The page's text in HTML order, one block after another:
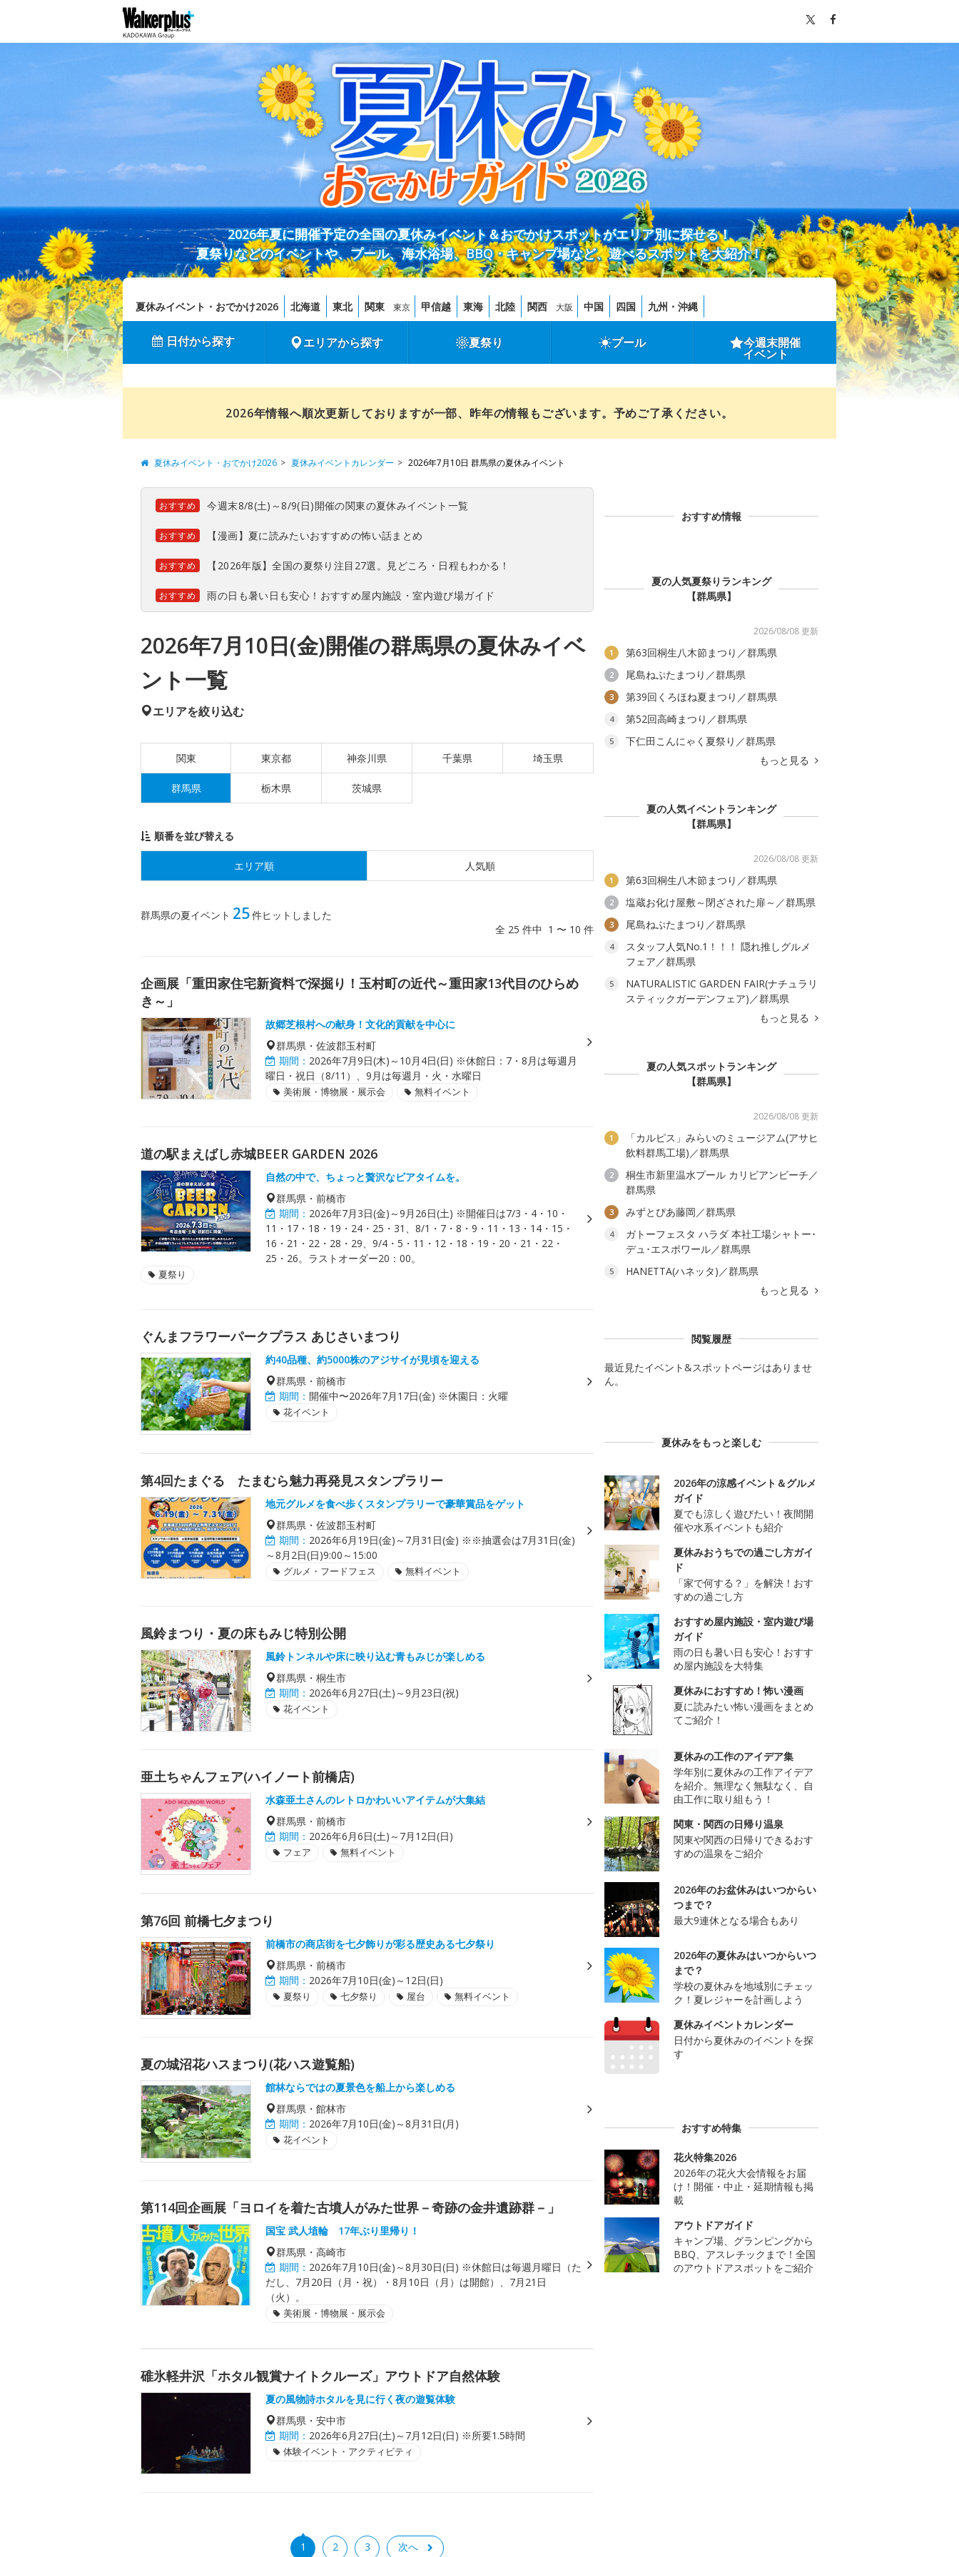
2026年夏に開催予定の全国の夏休みイベント＆おでかけスポットがエリア別に探せる！
夏祭りなどのイベントや、プール、海水浴場、BBQ・キャンプ場など、遊べるスポットを大紹介！
夏休みイベント・おでかけ2026 北海道 東北 関東 東京 甲信越 東海 北陸 関西 大阪 中国 四国 九州・沖縄
日付から探す エリアから探す 夏祭り プール 今週末開催
イベント
2026年情報へ順次更新しておりますが一部、昨年の情報もございます。予めご了承ください。
夏休みイベント・おでかけ2026 夏休みイベントカレンダー 2026年7月10日 群馬県の夏休みイベント
おすすめ 今週末8/8(土)～8/9(日)開催の関東の夏休みイベント一覧
おすすめ 【漫画】夏に読みたいおすすめの怖い話まとめ
おすすめ 【2026年版】全国の夏祭り注目27選。見どころ・日程もわかる！
おすすめ 雨の日も暑い日も安心！おすすめ屋内施設・室内遊び場ガイド
2026年7月10日(金)開催の群馬県の夏休みイベ
ント一覧
エリアを絞り込む
関東 東京都 神奈川県 千葉県 埼玉県
群馬県 栃木県 茨城県
順番を並び替える
エリア順 人気順
群馬県の夏イベント 25件ヒットしました
全 25 件中 1 〜 10 件
企画展「重田家住宅新資料で深掘り！玉村町の近代～重田家13代目のひらめ
き～」
故郷芝根村への献身！文化的貢献を中心に
群馬県・佐波郡玉村町
期間： 2026年7月9日(木)～10月4日(日) ※休館日：7・8月は毎週月
曜日・祝日（8/11）、9月は毎週月・火・水曜日
美術展・博物展・展示会 無料イベント
道の駅まえばし赤城BEER GARDEN 2026
自然の中で、ちょっと贅沢なビアタイムを。
群馬県・前橋市
期間： 2026年7月3日(金)～9月26日(土) ※開催日は7/3・4・10・
11・17・18・19・24・25・31、8/1・7・8・9・11・13・14・15・
16・21・22・28・29、9/4・5・11・12・18・19・20・21・22・
25・26。ラストオーダー20：00。
夏祭り
ぐんまフラワーパークプラス あじさいまつり
約40品種、約5000株のアジサイが見頃を迎える
群馬県・前橋市
期間： 開催中〜2026年7月17日(金) ※休園日：火曜
花イベント
第4回たまぐる たまむら魅力再発見スタンプラリー
地元グルメを食べ歩くスタンプラリーで豪華賞品をゲット
群馬県・佐波郡玉村町
期間： 2026年6月19日(金)～7月31日(金) ※※抽選会は7月31日(金)
～8月2日(日)9:00～15:00
グルメ・フードフェス 無料イベント
風鈴まつり・夏の床もみじ特別公開
風鈴トンネルや床に映り込む青もみじが楽しめる
群馬県・桐生市
期間： 2026年6月27日(土)～9月23日(祝)
花イベント
亜土ちゃんフェア(ハイノート前橋店)
水森亜土さんのレトロかわいいアイテムが大集結
群馬県・前橋市
期間： 2026年6月6日(土)～7月12日(日)
フェア 無料イベント
第76回 前橋七夕まつり
前橋市の商店街を七夕飾りが彩る歴史ある七夕祭り
群馬県・前橋市
期間： 2026年7月10日(金)～12日(日)
夏祭り 七夕祭り 屋台 無料イベント
夏の城沼花ハスまつり(花ハス遊覧船)
館林ならではの夏景色を船上から楽しめる
群馬県・館林市
期間： 2026年7月10日(金)～8月31日(月)
花イベント
第114回企画展「ヨロイを着た古墳人がみた世界－奇跡の金井遺跡群－」
国宝 武人埴輪 17年ぶり里帰り！
群馬県・高崎市
期間： 2026年7月10日(金)～8月30日(日) ※休館日は毎週月曜日（た
だし、7月20日（月・祝）・8月10日（月）は開館）、7月21日
（火）。
美術展・博物展・展示会
碓氷軽井沢「ホタル観賞ナイトクルーズ」アウトドア自然体験
夏の風物詩ホタルを見に行く夜の遊覧体験
群馬県・安中市
期間： 2026年6月27日(土)～7月12日(日) ※所要1.5時間
体験イベント・アクティビティ
1 2 3 次へ
おすすめ情報
夏の人気夏祭りランキング
【群馬県】
2026/08/08 更新
1 第63回桐生八木節まつり／群馬県
2 尾島ねぷたまつり／群馬県
3 第39回くろほね夏まつり／群馬県
4 第52回高崎まつり／群馬県
5
下仁田こんにゃく夏祭り／群馬県
もっと見る
夏の人気イベントランキング
【群馬県】
2026/08/08 更新
1 第63回桐生八木節まつり／群馬県
2 塩蔵お化け屋敷～閉ざされた扉～／群馬県
3 尾島ねぷたまつり／群馬県
4
スタッフ人気No.1！！！ 隠れ推しグルメ
フェア／群馬県
5
NATURALISTIC GARDEN FAIR(ナチュラリ
スティックガーデンフェア)／群馬県
もっと見る
夏の人気スポットランキング
【群馬県】
2026/08/08 更新
1
「カルピス」みらいのミュージアム(アサヒ
飲料群馬工場)／群馬県
2
桐生市新里温水プール カリビアンビーチ／
群馬県
3 みずとぴあ藤岡／群馬県
4
ガトーフェスタ ハラダ 本社工場シャトー･
デュ･エスポワール／群馬県
5
HANETTA(ハネッタ)／群馬県
もっと見る
閲覧履歴
最近見たイベント&スポットページはありませ
ん。
夏休みをもっと楽しむ
2026年の涼感イベント＆グルメ
ガイド
夏でも涼しく遊びたい！夜間開
催や水系イベントも紹介
夏休みおうちでの過ごし方ガイ
ド
「家で何する？」を解決！おす
すめの過ごし方
おすすめ屋内施設・室内遊び場
ガイド
雨の日も暑い日も安心！おすす
め屋内施設を大特集
夏休みにおすすめ！怖い漫画
夏に読みたい怖い漫画をまとめ
てご紹介！
夏休みの工作のアイデア集
学年別に夏休みの工作アイデア
を紹介。無理なく無駄なく、自
由工作に取り組もう！
関東・関西の日帰り温泉
関東や関西の日帰りできるおす
すめの温泉をご紹介
2026年のお盆休みはいつからい
つまで？
最大9連休となる場合もあり
2026年の夏休みはいつからいつ
まで？
学校の夏休みを地域別にチェッ
ク！夏レジャーを計画しよう
夏休みイベントカレンダー
日付から夏休みのイベントを探
す
おすすめ特集
花火特集2026
2026年の花火大会情報をお届
け！開催・中止・延期情報も掲
載
アウトドアガイド
キャンプ場、グランピングから
BBQ、アスレチックまで！全国
のアウトドアスポットをご紹介